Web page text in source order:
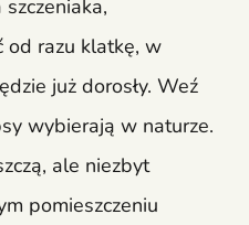
od razu klatkę, w
już dorosły. Weź
wybierają w naturze.
ale niezbyt
pomieszczeniu